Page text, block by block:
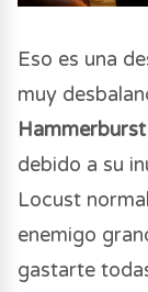
Eso es una
muy
Hammerburst
debido a su
Locust
enemigo
gastarte